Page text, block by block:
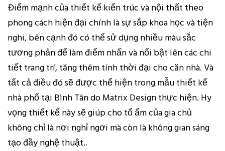
Điểm mạnh của thiết kế kiến trúc và nội thất theo
phong cách hiện đại chính là sự sắp khoa học và tiện
nghi, bên cạnh đó có thể sử dụng nhiều màu sắc
tương phản để làm điểm nhấn và nổi bật lên các chi
tiết trang trí, tăng thêm tính thời đại cho căn nhà. Và
tất cả điều đó sẽ được thể hiện trong mẫu thiết kế
nhà phố tại Bình Tân do Matrix Design thực hiện. Hy
vọng thiết kế này sẽ giúp cho tổ ấm của gia chủ
không chỉ là nơi nghỉ ngơi mà còn là không gian sáng
tạo đầy nghệ thuật..